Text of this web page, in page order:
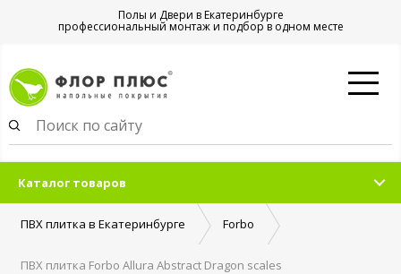
Полы и Двери в Екатеринбурге
профессиональный монтаж и подбор в одном месте
Каталог товаров
ПВХ плитка в Екатеринбурге Forbo
ПВХ плитка Forbo Allura Abstract Dragon scales